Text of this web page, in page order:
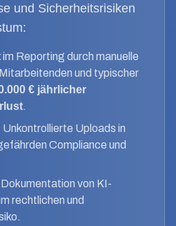
und Sicherheitsrisiken
im Reporting durch manuelle
und typischer
€ jährlicher
.
Unkontrollierte Uploads in
Compliance und
von KI-
rechtlichen und